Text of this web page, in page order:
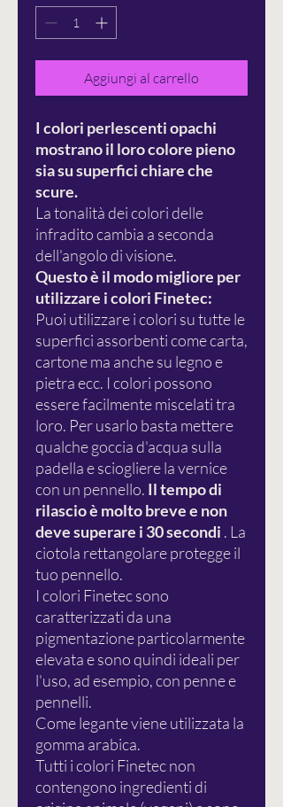
Aggiungi al carrello
I colori perlescenti opachi
mostrano il loro colore pieno
sia su superfici chiare che
scure.
La tonalità dei colori delle
infradito cambia a seconda
dell'angolo di visione.
Questo è il modo migliore per
utilizzare i colori Finetec:
Puoi utilizzare i colori su tutte le
superfici assorbenti come carta,
cartone ma anche su legno e
pietra ecc. I colori possono
essere facilmente miscelati tra
loro. Per usarlo basta mettere
qualche goccia d'acqua sulla
padella e sciogliere la vernice
con un pennello. Il tempo di
rilascio è molto breve e non
deve superare i 30 secondi . La
ciotola rettangolare protegge il
tuo pennello.
I colori Finetec sono
caratterizzati da una
pigmentazione particolarmente
elevata e sono quindi ideali per
l'uso, ad esempio, con penne e
pennelli.
Come legante viene utilizzata la
gomma arabica.
Tutti i colori Finetec non
contengono ingredienti di